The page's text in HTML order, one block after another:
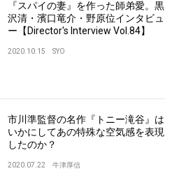
『スパイの妻』を作った師弟愛。黒
沢清・濱口竜介・野原位インタビュ
ー【Director's Interview Vol.84】
2020.10.15 SYO
市川準監督の名作『トニー滝谷』は
いかにしてあの特殊な空気感を表現
したのか？
2020.07.22 牛津厚信